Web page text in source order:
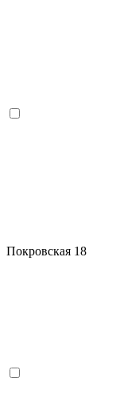
Покровская 18